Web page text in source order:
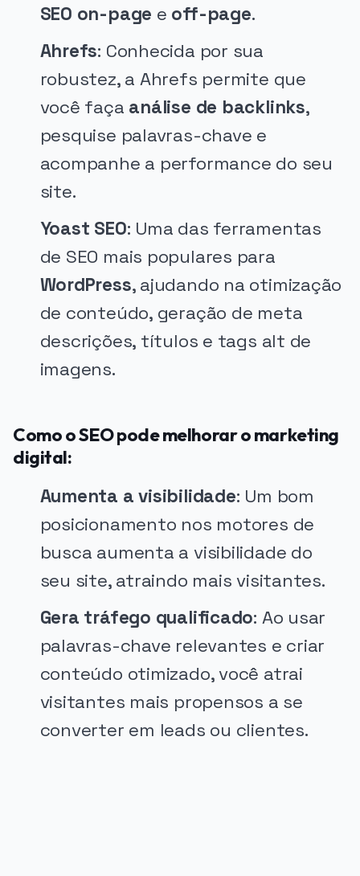
SEO on-page e off-page.
Ahrefs: Conhecida por sua
robustez, a Ahrefs permite que
você faça análise de backlinks,
pesquise palavras-chave e
acompanhe a performance do seu
site.
Yoast SEO: Uma das ferramentas
de SEO mais populares para
WordPress, ajudando na otimização
de conteúdo, geração de meta
descrições, títulos e tags alt de
imagens.
Como o SEO pode melhorar o marketing
digital:
Aumenta a visibilidade: Um bom
posicionamento nos motores de
busca aumenta a visibilidade do
seu site, atraindo mais visitantes.
Gera tráfego qualificado: Ao usar
palavras-chave relevantes e criar
conteúdo otimizado, você atrai
visitantes mais propensos a se
converter em leads ou clientes.